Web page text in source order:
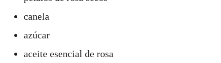
canela
azúcar
aceite esencial de rosa